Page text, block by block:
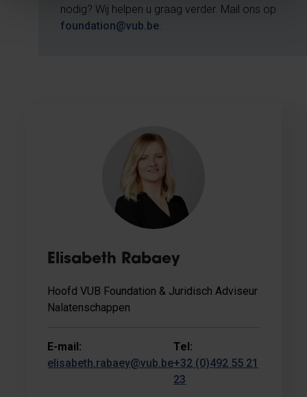
nodig? Wij helpen u graag verder. Mail ons op
foundation@vub.be
Elisabeth Rabaey
Hoofd VUB Foundation & Juridisch Adviseur
Nalatenschappen
E-mail:
elisabeth.rabaey@vub.be
Tel:
+32 (0)492 55 21
23